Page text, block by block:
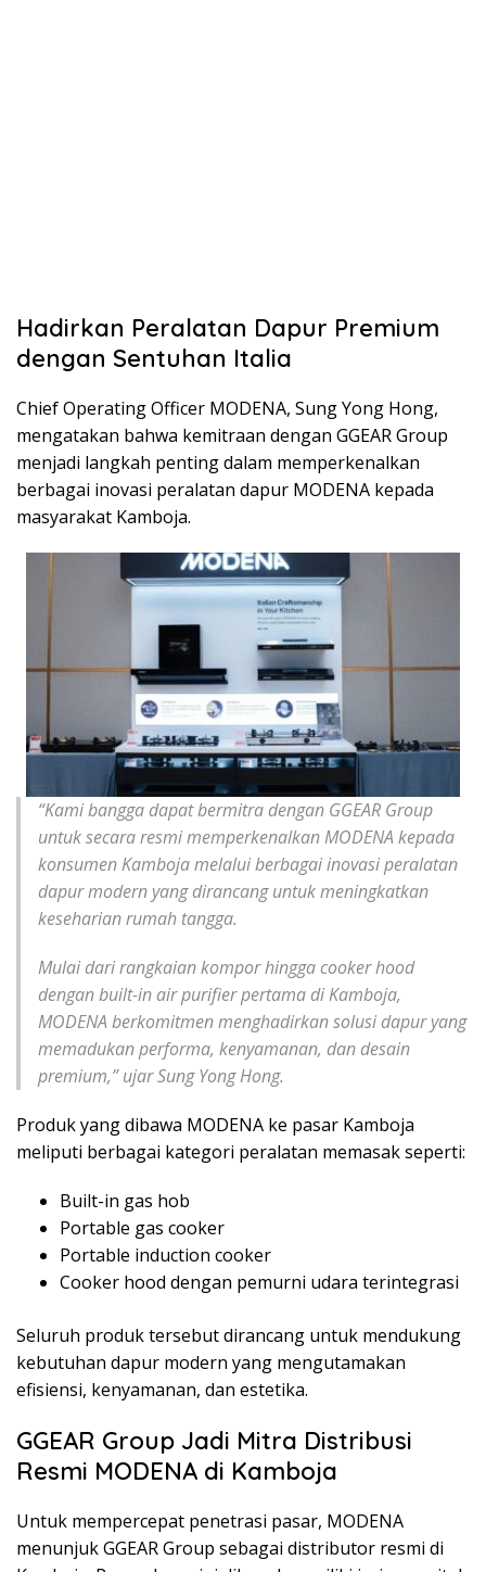
Hadirkan Peralatan Dapur Premium
dengan Sentuhan Italia
Chief Operating Officer MODENA, Sung Yong Hong,
mengatakan bahwa kemitraan dengan GGEAR Group
menjadi langkah penting dalam memperkenalkan
berbagai inovasi peralatan dapur MODENA kepada
masyarakat Kamboja.
“Kami bangga dapat bermitra dengan GGEAR Group
untuk secara resmi memperkenalkan MODENA kepada
konsumen Kamboja melalui berbagai inovasi peralatan
dapur modern yang dirancang untuk meningkatkan
keseharian rumah tangga.
Mulai dari rangkaian kompor hingga cooker hood
dengan built-in air purifier pertama di Kamboja,
MODENA berkomitmen menghadirkan solusi dapur yang
memadukan performa, kenyamanan, dan desain
premium,” ujar Sung Yong Hong.
Produk yang dibawa MODENA ke pasar Kamboja
meliputi berbagai kategori peralatan memasak seperti:
Built-in gas hob
Portable gas cooker
Portable induction cooker
Cooker hood dengan pemurni udara terintegrasi
Seluruh produk tersebut dirancang untuk mendukung
kebutuhan dapur modern yang mengutamakan
efisiensi, kenyamanan, dan estetika.
GGEAR Group Jadi Mitra Distribusi
Resmi MODENA di Kamboja
Untuk mempercepat penetrasi pasar, MODENA
menunjuk GGEAR Group sebagai distributor resmi di